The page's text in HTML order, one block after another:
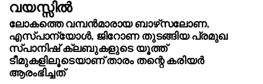
വയസ്സിൽ
ലോകത്തെ വമ്പൻമാരായ ബാഴ്‌സലോണ,
എസ്പാന്യോൾ, ജിറോണ തുടങ്ങിയ പ്രമുഖ
സ്പാനിഷ് ക്ലബുകളുടെ യൂത്ത്
ടീമുകളിലൂടെയാണ് താരം തന്റെ കരിയർ
ആരംഭിച്ചത്